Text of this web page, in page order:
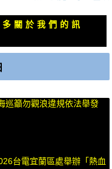
關於我們的訊
籲勿觀浪違規依法舉發
台電宜蘭區處舉辦「熱血